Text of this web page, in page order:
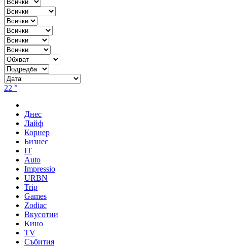
22 °
Днес
Лайф
Корнер
Бизнес
IT
Auto
Impressio
URBN
Trip
Games
Zodiac
Вкусотии
Кино
TV
Събития